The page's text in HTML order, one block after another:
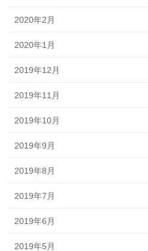
2020年2月
2020年1月
2019年12月
2019年11月
2019年10月
2019年9月
2019年8月
2019年7月
2019年6月
2019年5月